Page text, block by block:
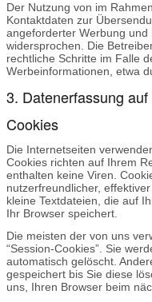
Der Nutzung von im
Kontaktdaten zur
angeforderter Werbung
widersprochen. Die
rechtliche Schritte im Falle
Werbeinformationen, etwa
3. Datenerfassung
Cookies
Die Internetseiten
Cookies richten auf Ihrem
enthalten keine Viren.
nutzerfreundlicher,
kleine Textdateien, die auf
Ihr Browser speichert.
Die meisten der von uns
“Session-Cookies”. Sie
automatisch gelöscht.
gespeichert bis Sie diese
uns, Ihren Browser beim